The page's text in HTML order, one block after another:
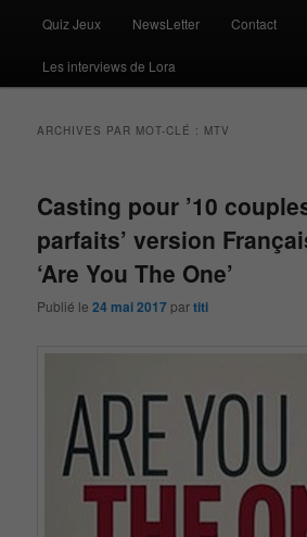
Quiz Jeux NewsLetter Contact
Les interviews de Lora
ARCHIVES PAR MOT-CLÉ : MTV
Casting pour ’10
parfaits’ version
‘Are You The One’
Publié le24 mai 2017 partiti